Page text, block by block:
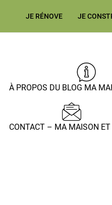
JE RÉNOVE JE
À PROPOS DU BLOG MA
CONTACT – MA MAISON ET